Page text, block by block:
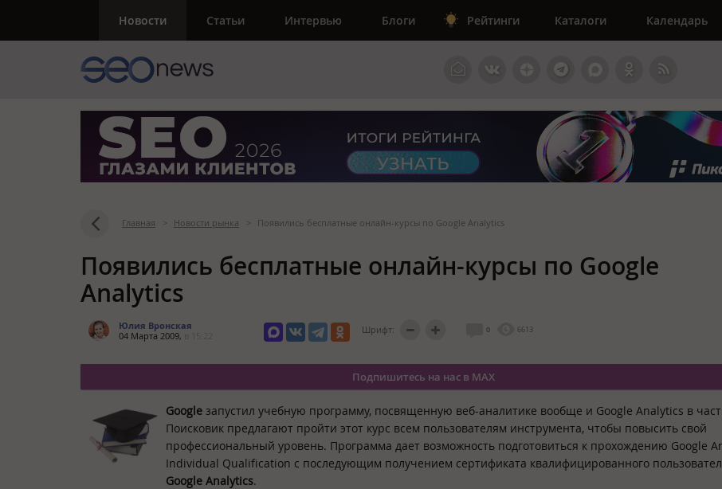
Новости Статьи Интервью Блоги Рейтинги Каталоги Календарь
Главная > Новости рынка > Появились бесплатные онлайн-курсы по Google Analytics
Появились бесплатные онлайн-курсы по Google
Analytics
Юлия Вронская
04 Марта 2009,
Шрифт: 0 6613
Подпишитесь на нас в MAX
Google запустил учебную программу, посвященную веб-аналитике вообще и Google Analytics в
Поисковик предлагают пройти этот курс всем пользователям инструмента, чтобы повысить свой
профессиональный уровень. Программа дает возможность подготовиться к прохождению Google
Individual Qualification с последующим получением сертификата квалифицированного
Google Analytics.